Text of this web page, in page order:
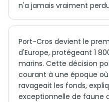
n'a jamais vraiment
Port-Cros devient le
d'Europe, protégeant 1
marins. Cette décision
courant à une époque
ravageait les fonds,
exceptionnelle de faune